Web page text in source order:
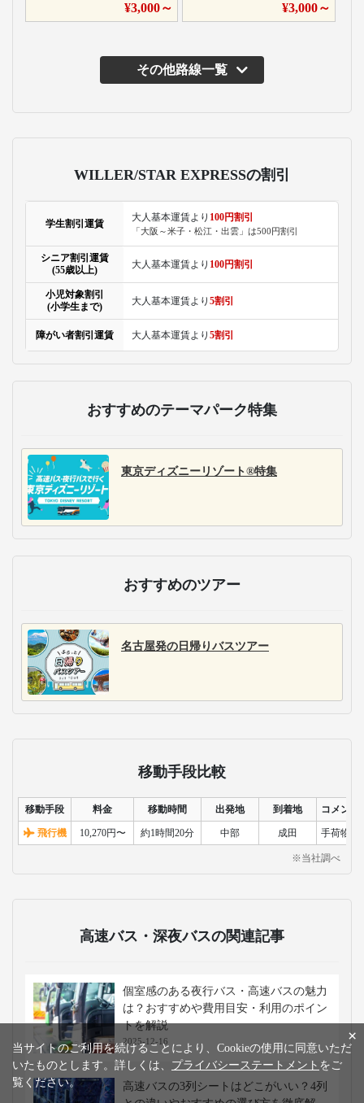
¥3,000～ ¥3,000～
その他路線一覧
WILLER EXPRESS/STA
R EXPRESS
WILLER EXPRESSは、
東京～大阪、名古屋間
を22路線・1日200便運
なオリジナルシートや
最新のIoT技術を活用し
速バスです。
株式会社ジャムジャム
ジャムジャムエクスプ
レスは、首都圏を中心
した独自ダイヤと、コ
実したシートで、多様
中心とした充実した車
離移動を提供します。
WILLER/STAR EXPRESSの割引
大人基本運賃より100円割引
「大阪～米子・松江・出雲」は500円割引
(55歳以上)
大人基本運賃より100円割引
小児対象割引
(小学生まで)
障がい者割引運賃
おすすめのテーマパーク特集
東京ディズニーリゾート®特集
おすすめのツアー
名古屋発の日帰りバスツアー
×
当サイトのご利用を続けることにより、Cookieの使用に同意いただ
いたものとします。詳しくは、 プライバシーステートメント をご
覧ください。